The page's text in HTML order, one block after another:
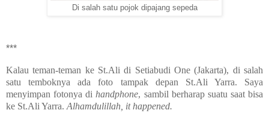
Di salah satu pojok dipajang sepeda
***
Kalau teman-teman ke St.Ali di Setiabudi One (Jakarta), di salah
satu temboknya ada foto tampak depan St.Ali Yarra. Saya
menyimpan fotonya dihandphone, sambil berharap suatu saat bisa
ke St.Ali Yarra. Alhamdulillah, it happened.